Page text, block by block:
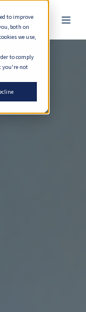
to improve
both on
we use,
to comply
you're not
ไทย